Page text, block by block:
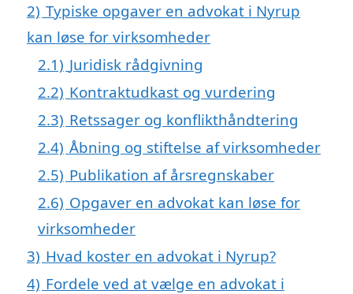
2) Typiske opgaver en advokat i Nyrup
kan løse for virksomheder
2.1) Juridisk rådgivning
2.2) Kontraktudkast og vurdering
2.3) Retssager og konflikthåndtering
2.4) Åbning og stiftelse af virksomheder
2.5) Publikation af årsregnskaber
2.6) Opgaver en advokat kan løse for
virksomheder
3) Hvad koster en advokat i Nyrup?
4) Fordele ved at vælge en advokat i